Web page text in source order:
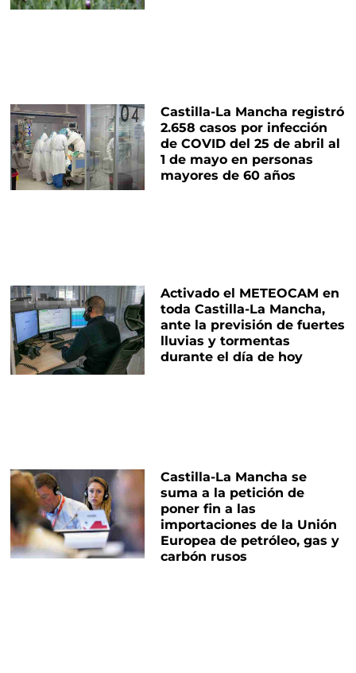
Castilla-La Mancha registró
2.658 casos por infección
de COVID del 25 de abril al
1 de mayo en personas
mayores de 60 años
Activado el METEOCAM en
toda Castilla-La Mancha,
ante la previsión de fuertes
lluvias y tormentas
durante el día de hoy
Castilla-La Mancha se
suma a la petición de
poner fin a las
importaciones de la Unión
Europea de petróleo, gas y
carbón rusos